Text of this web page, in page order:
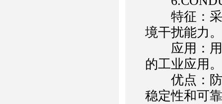
特征：采
境干扰能力。
应用：用
的工业应用。
优点：防
稳定性和可